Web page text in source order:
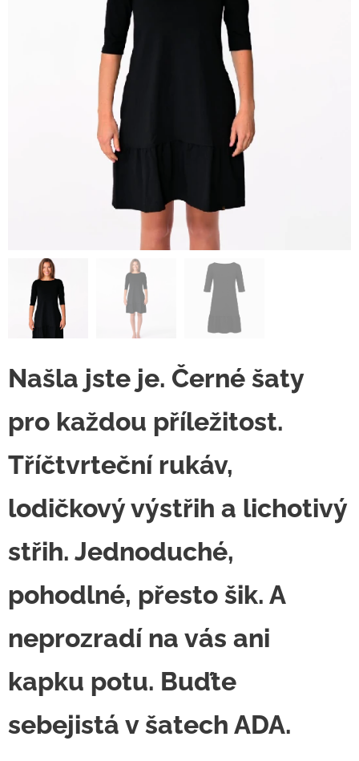
Našla jste je. Černé šaty
pro každou příležitost.
Tříčtvrteční rukáv,
lodičkový výstřih a lichotivý
střih. Jednoduché,
pohodlné, přesto šik. A
neprozradí na vás ani
kapku potu. Buďte
sebejistá v šatech ADA.